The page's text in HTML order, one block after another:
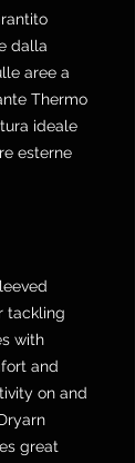
dalla
aree a
Thermo
ideale
esterne
tackling
with
and
on and
great